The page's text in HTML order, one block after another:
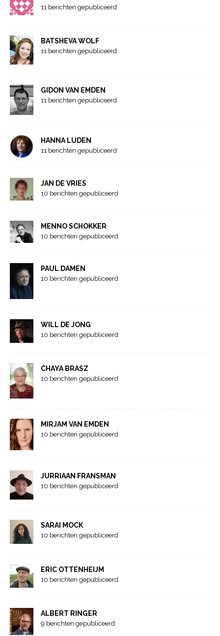
11 berichten gepubliceerd
BATSHEVA WOLF
11 berichten gepubliceerd
GIDON VAN EMDEN
11 berichten gepubliceerd
HANNA LUDEN
11 berichten gepubliceerd
JAN DE VRIES
10 berichten gepubliceerd
MENNO SCHOKKER
10 berichten gepubliceerd
PAUL DAMEN
10 berichten gepubliceerd
WILL DE JONG
10 berichten gepubliceerd
CHAYA BRASZ
10 berichten gepubliceerd
MIRJAM VAN EMDEN
10 berichten gepubliceerd
JURRIAAN FRANSMAN
10 berichten gepubliceerd
SARAI MOCK
10 berichten gepubliceerd
ERIC OTTENHEIJM
10 berichten gepubliceerd
ALBERT RINGER
9 berichten gepubliceerd